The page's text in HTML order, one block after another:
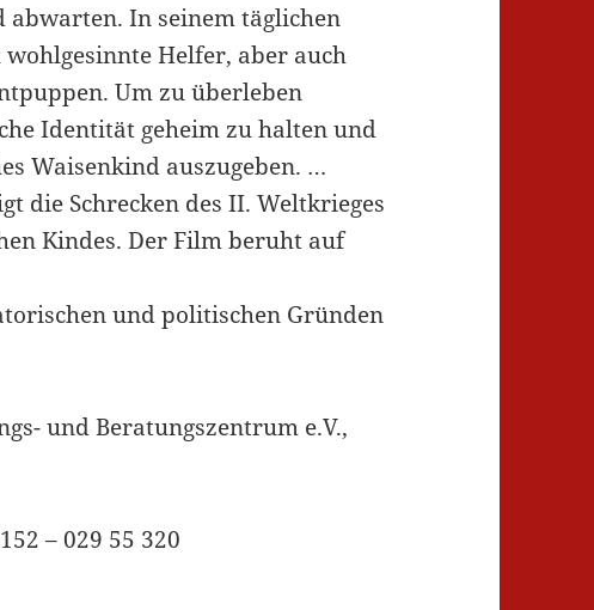
abwarten. In seinem täglichen
Helfer, aber auch
Um zu überleben
Identität geheim zu halten und
Waisenkind auszugeben. …
die Schrecken des II. Weltkrieges
Kindes. Der Film beruht auf
und politischen Gründen
und Beratungszentrum e.V.,
– 029 55 320